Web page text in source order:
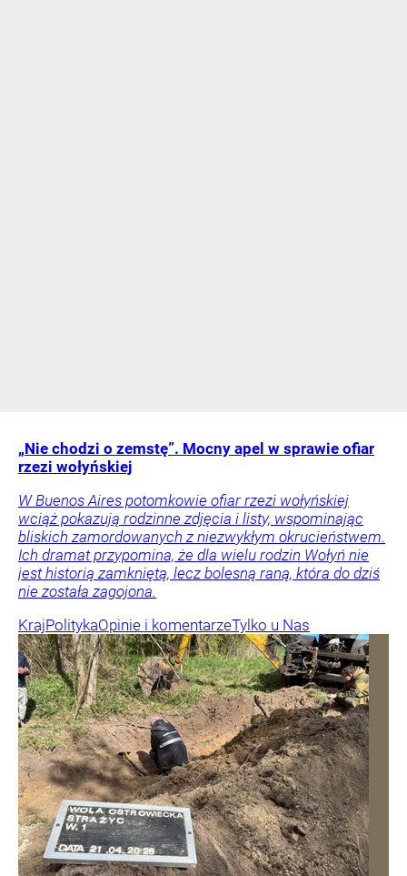
„Nie chodzi o zemstę”. Mocny apel w sprawie ofiar
rzezi wołyńskiej
W Buenos Aires potomkowie ofiar rzezi wołyńskiej
wciąż pokazują rodzinne zdjęcia i listy, wspominając
bliskich zamordowanych z niezwykłym okrucieństwem.
Ich dramat przypomina, że dla wielu rodzin Wołyń nie
jest historią zamkniętą, lecz bolesną raną, która do dziś
nie została zagojona.
KrajPolitykaOpinie i komentarzeTylko u Nas